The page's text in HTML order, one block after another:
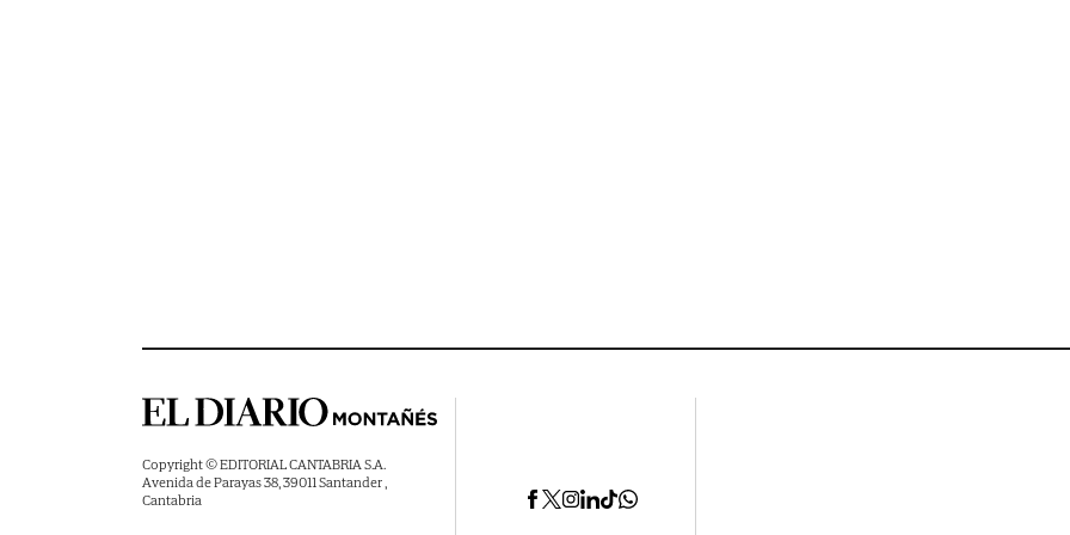
Copyright © EDITORIAL CANTABRIA S.A.
Avenida de Parayas 38, 39011 Santander ,
Cantabria